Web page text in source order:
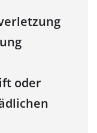
oder